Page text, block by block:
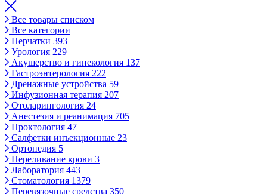
Все товары списком
Все категории
Перчатки 393
Урология 229
Акушерство и гинекология 137
Гастроэнтерология 222
Дренажные устройства 59
Инфузионная терапия 207
Отоларингология 24
Анестезия и реанимация 705
Проктология 47
Салфетки инъекционные 23
Ортопедия 5
Переливание крови 3
Лаборатория 443
Стоматология 1379
Перевязочные средства 350